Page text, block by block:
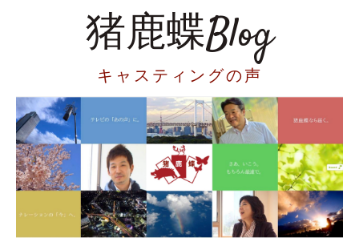
猪鹿蝶Blog
キャスティングの声